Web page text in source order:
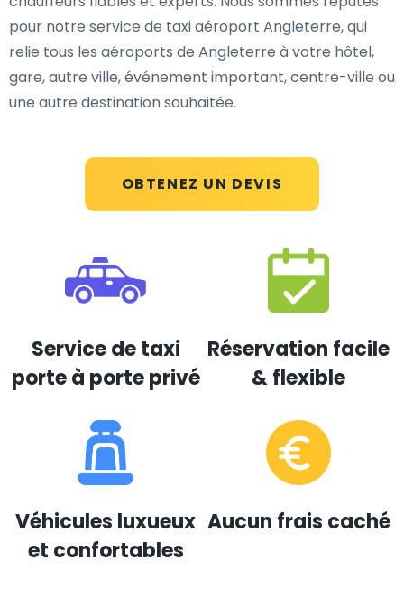
OBTENEZ UN DEVIS
pour notre service de taxi aéroport Angleterre, qui
relie tous les aéroports de Angleterre à votre hôtel,
gare, autre ville, événement important, centre-ville ou
une autre destination souhaitée.
Service de taxi
porte à porte privé
Réservation facile
& flexible
Véhicules luxueux
et confortables
Aucun frais caché